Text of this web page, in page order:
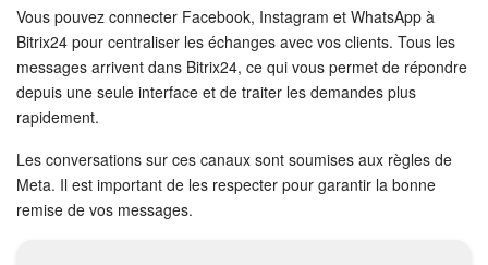
Tâches et projets
Projets IA
Messenger
Collabs
Groupes de travail
Vous pouvez connecter Facebook, Instagram et WhatsApp à
Bitrix24 pour centraliser les échanges avec vos clients. Tous les
messages arrivent dans Bitrix24, ce qui vous permet de répondre
depuis une seule interface et de traiter les demandes plus
rapidement.
Les conversations sur ces canaux sont soumises aux règles de
Meta. Il est important de les respecter pour garantir la bonne
remise de vos messages.